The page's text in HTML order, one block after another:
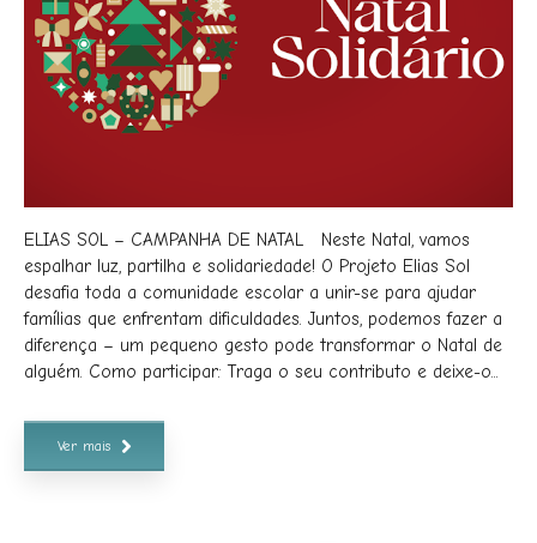
ELIAS SOL – CAMPANHA DE NATAL Neste Natal, vamos
espalhar luz, partilha e solidariedade! O Projeto Elias Sol
desafia toda a comunidade escolar a unir-se para ajudar
famílias que enfrentam dificuldades. Juntos, podemos fazer a
diferença – um pequeno gesto pode transformar o Natal de
alguém. Como participar: Traga o seu contributo e deixe-o...
Ver mais